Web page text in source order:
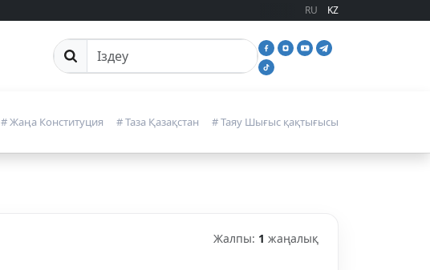
RU KZ
Сайттан іздеу
# Жаңа Конституция # Таза Қазақстан # Таяу Шығыс қақтығысы
Жалпы: 1 жаңалық